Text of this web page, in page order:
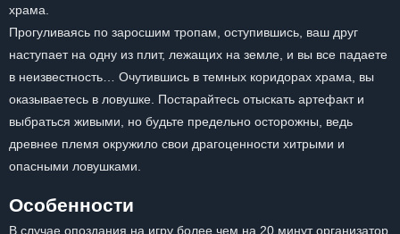
храма.
Прогуливаясь по заросшим тропам, оступившись, ваш друг
наступает на одну из плит, лежащих на земле, и вы все падаете
в неизвестность… Очутившись в темных коридорах храма, вы
оказываетесь в ловушке. Постарайтесь отыскать артефакт и
выбраться живыми, но будьте предельно осторожны, ведь
древнее племя окружило свои драгоценности хитрыми и
опасными ловушками.
Особенности
В случае опоздания на игру более чем на 20 минут организатор